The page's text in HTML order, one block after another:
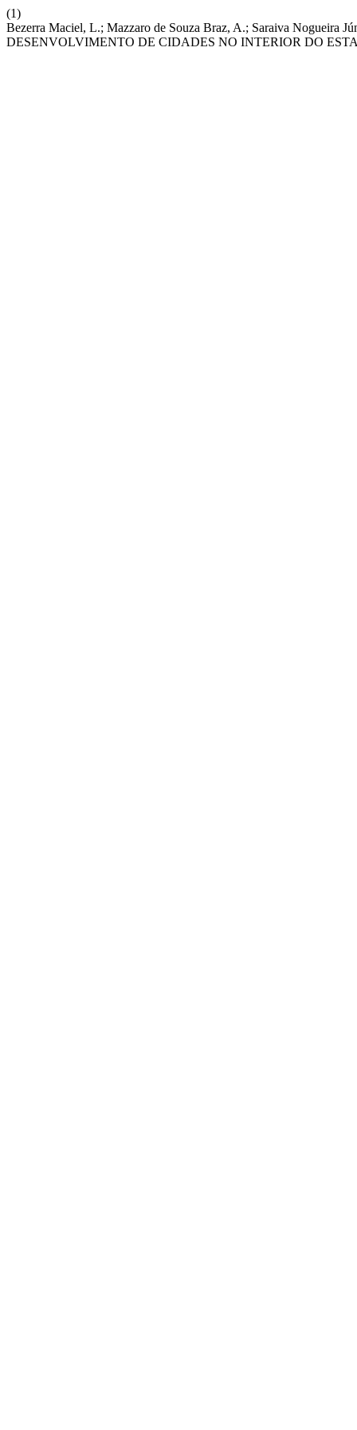
(1)
Bezerra Maciel, L.; Mazzaro de Souza Braz, A.; Saraiva
DESENVOLVIMENTO DE CIDADES NO INTERIOR DO